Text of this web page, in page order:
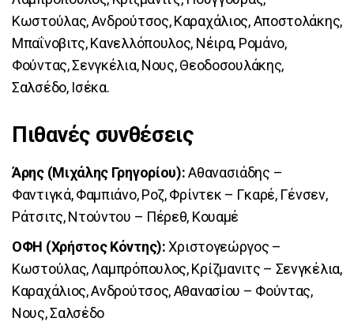
Κωστούλας, Ανδρούτσος, Καραχάλιος, Αποστολάκης,
Μπαΐνοβιτς, Κανελλόπουλος, Νέιρα, Ρομάνο,
Φούντας, Σενγκέλια, Νους, Θεοδοσουλάκης,
Σαλσέδο, Ισέκα.
Πιθανές συνθέσεις
Άρης (Μιχάλης Γρηγορίου):Αθανασιάδης –
Φαντιγκά, Φαμπιάνο, Ροζ, Φρίντεκ – Γκαρέ, Γένσεν,
Ράτσιτς, Ντούντου – Πέρεθ, Κουαμέ
ΟΦΗ (Χρήστος Κόντης):Χριστογεώργος –
Κωστούλας, Λαμπρόπουλος, Κρίζμανιτς – Σενγκέλια,
Καραχάλιος, Ανδρούτσος, Αθανασίου – Φούντας,
Νους, Σαλσέδο